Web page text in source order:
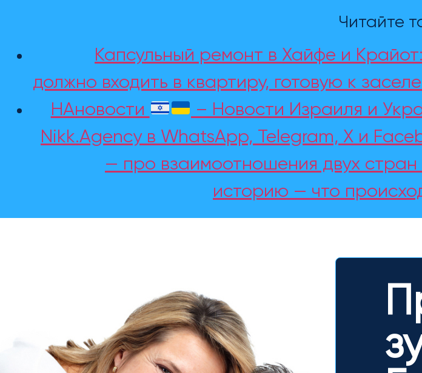
Читайте
Капсульный ремонт в Хайфе и
должно входить в квартиру, готовую к
НАновости
– Новости Израиля и
Nikk.Agency в WhatsApp, Telegram, X и
— про взаимоотношения двух стран
историю — что